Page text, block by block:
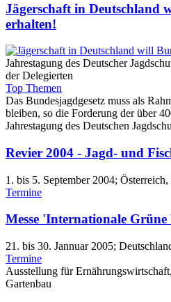
Jägerschaft in Deutschland
erhalten!
Jahrestagung des Deutscher
der Delegierten
Top Themen
Das Bundesjagdgesetz muss als
bleiben, so die Forderung der über
Jahrestagung des Deutschen
Revier 2004 - Jagd- und
1. bis 5. September 2004; Österreich,
Termine
Messe 'Internationale Grüne
21. bis 30. Jannuar 2005;
Termine
Ausstellung für
Gartenbau